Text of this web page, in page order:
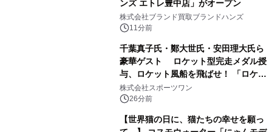
ンズ エトレ豊中店」がオープン
株式会社ブランド買取ブランドハンズ
11分前
千葉真子氏・鄭大世氏・安田理大氏ら
豪華ゲスト ロケット型完走メダル授
与、ロケット風船を飛ばせ！ 「ロケッ
トマラソン2026」開催
株式会社スポーツワン
26分前
【世界猫の日に、猫たちの幸せを願っ